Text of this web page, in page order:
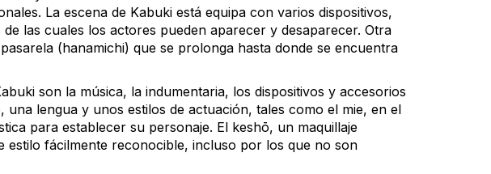
La escena de Kabuki está equipa con varios dispositivos,
las cuales los actores pueden aparecer y desaparecer. Otra
(hanamichi) que se prolonga hasta donde se encuentra
son la música, la indumentaria, los dispositivos y accesorios
lengua y unos estilos de actuación, tales como el mie, en el
para establecer su personaje. El keshō, un maquillaje
estilo fácilmente reconocible, incluso por los que no son